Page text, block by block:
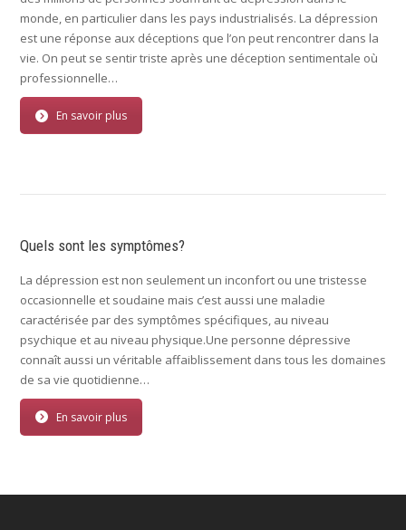
monde, en particulier dans les pays industrialisés. La dépression
est une réponse aux déceptions que l’on peut rencontrer dans la
vie. On peut se sentir triste après une déception sentimentale où
professionnelle…
En savoir plus
Quels sont les symptômes?
La dépression est non seulement un inconfort ou une tristesse
occasionnelle et soudaine mais c’est aussi une maladie
caractérisée par des symptômes spécifiques, au niveau
psychique et au niveau physique.Une personne dépressive
connaît aussi un véritable affaiblissement dans tous les domaines
de sa vie quotidienne…
En savoir plus